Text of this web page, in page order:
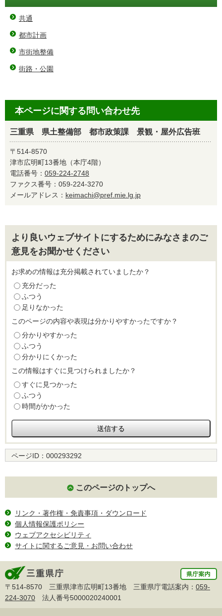
共通
都市計画
市街地整備
街路・公園
本ページに関する問い合わせ先
三重県 県土整備部 都市政策課 景観・屋外広告班
〒514-8570
津市広明町13番地（本庁4階）
電話番号： 059-224-2748
ファクス番号：059-224-3270
メールアドレス： keimachi@pref.mie.lg.jp
より良いウェブサイトにするためにみなさまのご
意見をお聞かせください
お求めの情報は充分掲載されていましたか？
充分だった
ふつう
足りなかった
このページの内容や表現は分かりやすかったですか？
分かりやすかった
ふつう
分かりにくかった
この情報はすぐに見つけられましたか？
すぐに見つかった
ふつう
時間がかかった
ページID： 000293292
このページのトップへ
リンク・著作権・免責事項・ダウンロード
個人情報保護ポリシー
ウェブアクセシビリティ
サイトに関するご意見・お問い合わせ
〒514-8570 三重県津市広明町13番地 三重県庁電話案内： 059-
224-3070 法人番号5000020240001